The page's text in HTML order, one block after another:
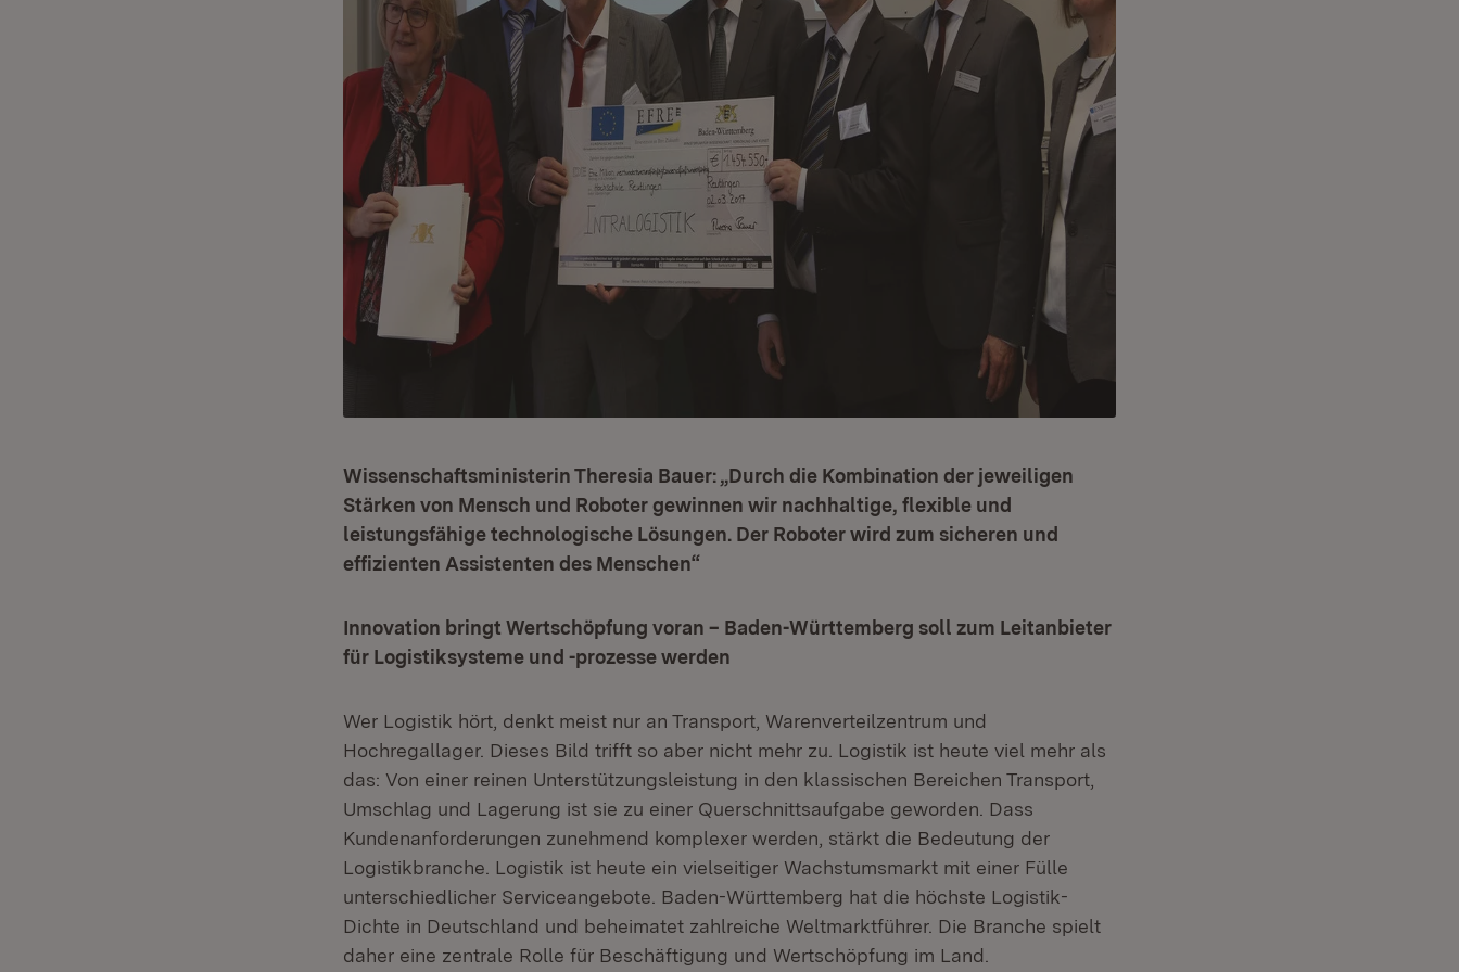
Wissenschaftsministerin Theresia Bauer: „Durch die Kombination der jeweiligen
Stärken von Mensch und Roboter gewinnen wir nachhaltige, flexible und
leistungsfähige technologische Lösungen. Der Roboter wird zum sicheren und
effizienten Assistenten des Menschen“
Innovation bringt Wertschöpfung voran – Baden-Württemberg soll zum Leitanbieter
für Logistiksysteme und -prozesse werden
Wer Logistik hört, denkt meist nur an Transport, Warenverteilzentrum und
Hochregallager. Dieses Bild trifft so aber nicht mehr zu. Logistik ist heute viel mehr als
das: Von einer reinen Unterstützungsleistung in den klassischen Bereichen Transport,
Umschlag und Lagerung ist sie zu einer Querschnittsaufgabe geworden. Dass
Kundenanforderungen zunehmend komplexer werden, stärkt die Bedeutung der
Logistikbranche. Logistik ist heute ein vielseitiger Wachstumsmarkt mit einer Fülle
unterschiedlicher Serviceangebote. Baden-Württemberg hat die höchste Logistik-
Dichte in Deutschland und beheimatet zahlreiche Weltmarktführer. Die Branche spielt
daher eine zentrale Rolle für Beschäftigung und Wertschöpfung im Land.